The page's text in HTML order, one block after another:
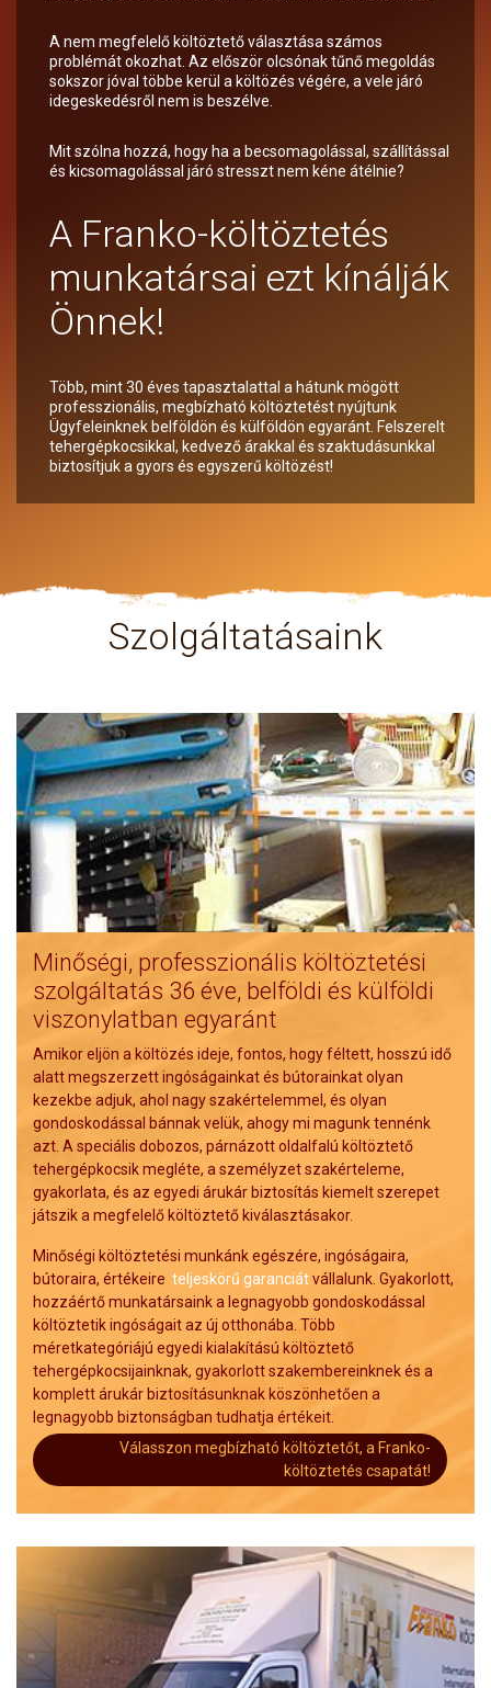
A nem megfelelő költöztető választása számos
problémát okozhat. Az először olcsónak tűnő megoldás
sokszor jóval többe kerül a költözés végére, a vele járó
idegeskedésről nem is beszélve.
Mit szólna hozzá, hogy ha a becsomagolással, szállítással
és kicsomagolással járó stresszt nem kéne átélnie?
A Franko-költöztetés
munkatársai ezt kínálják
Önnek!
Több, mint 30 éves tapasztalattal a hátunk mögött
professzionális, megbízható költöztetést nyújtunk
Ügyfeleinknek belföldön és külföldön egyaránt. Felszerelt
tehergépkocsikkal, kedvező árakkal és szaktudásunkkal
biztosítjuk a gyors és egyszerű költözést!
Szolgáltatásaink
Minőségi, professzionális költöztetési
szolgáltatás 36 éve, belföldi és külföldi
viszonylatban egyaránt
Amikor eljön a költözés ideje, fontos, hogy féltett, hosszú idő
alatt megszerzett ingóságainkat és bútorainkat olyan
kezekbe adjuk, ahol nagy szakértelemmel, és olyan
gondoskodással bánnak velük, ahogy mi magunk tennénk
azt. A speciális dobozos, párnázott oldalfalú költöztető
tehergépkocsik megléte, a személyzet szakérteleme,
gyakorlata, és az egyedi árukár biztosítás kiemelt szerepet
játszik a megfelelő költöztető kiválasztásakor.
Minőségi költöztetési munkánk egészére, ingóságaira,
bútoraira, értékeire teljeskörű garanciátvállalunk. Gyakorlott,
hozzáértő munkatársaink a legnagyobb gondoskodással
költöztetik ingóságait az új otthonába. Több
méretkategóriájú egyedi kialakítású költöztető
tehergépkocsijainknak, gyakorlott szakembereinknek és a
komplett árukár biztosításunknak köszönhetően a
legnagyobb biztonságban tudhatja értékeit.
Válasszon megbízható költöztetőt, a Franko-
költöztetés csapatát!